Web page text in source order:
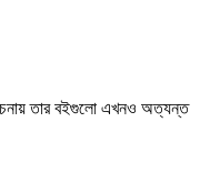
তার বইগুলো এখনও অত্যন্ত